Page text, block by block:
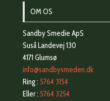
OM OS
Sandby Smedie ApS
Suså Landevej 130
4171 Glumsø
info@sandbysmeden.dk
Ring : 5764 3154
Eller : 5764 3254